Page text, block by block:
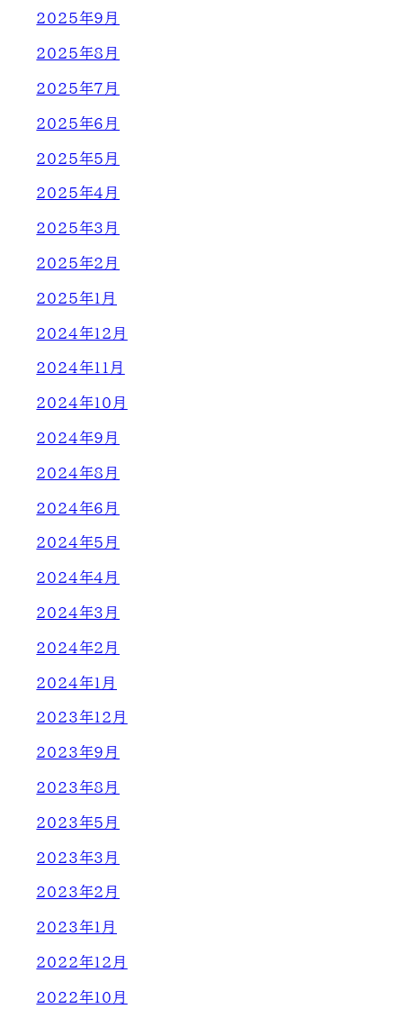
2025年9月
2025年8月
2025年7月
2025年6月
2025年5月
2025年4月
2025年3月
2025年2月
2025年1月
2024年12月
2024年11月
2024年10月
2024年9月
2024年8月
2024年6月
2024年5月
2024年4月
2024年3月
2024年2月
2024年1月
2023年12月
2023年9月
2023年8月
2023年5月
2023年3月
2023年2月
2023年1月
2022年12月
2022年10月